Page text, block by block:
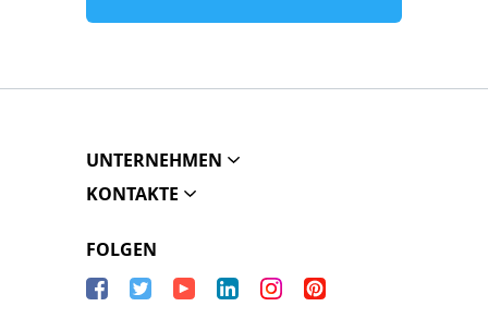
UNTERNEHMEN
KONTAKTE
FOLGEN